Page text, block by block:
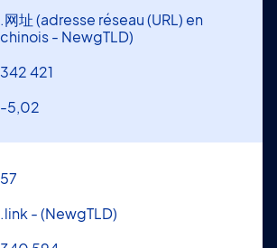
.网址 (adresse réseau (URL) en
chinois - NewgTLD)
342 421
-5,02
57
.link - (NewgTLD)